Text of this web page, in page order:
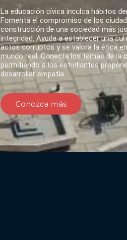
La educación cívica inculca hábitos
Fomenta el compromiso de los
construcción de una sociedad más
integridad: Ayuda a establecer una
actos corruptos y se valora la ética
mundo real: Conecta los temas de la
permitiendo a los estudiantes
desarrollar empatía.
Conozca más